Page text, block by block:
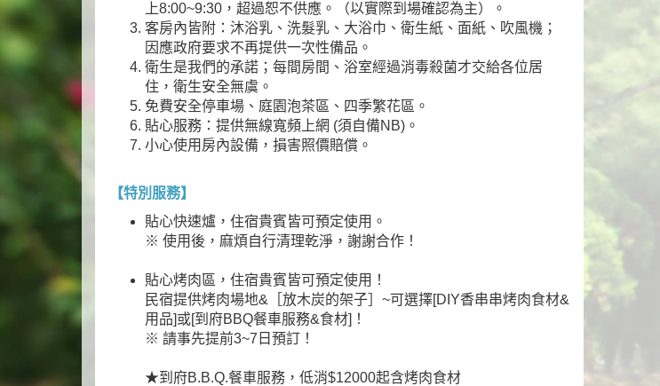
上8:00~9:30，超過恕不供應。（以實際到場確認為主）。
客房內皆附：沐浴乳、洗髮乳、大浴巾、衛生紙、面紙、吹風機；
因應政府要求不再提供一次性備品。
衛生是我們的承諾；每間房間、浴室經過消毒殺菌才交給各位居
住，衛生安全無虞。
免費安全停車場、庭園泡茶區、四季繁花區。
貼心服務：提供無線寬頻上網 (須自備NB)。
小心使用房內設備，損害照價賠償。
【特別服務】
貼心快速爐，住宿貴賓皆可預定使用。
※ 使用後，麻煩自行清理乾淨，謝謝合作！
貼心烤肉區，住宿貴賓皆可預定使用！
民宿提供烤肉場地&［放木炭的架子］~可選擇[DIY香串串烤肉食材&
用品]或[到府BBQ餐車服務&食材]！
※ 請事先提前3~7日預訂！
★到府B.B.Q.餐車服務，低消$12000起含烤肉食材